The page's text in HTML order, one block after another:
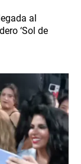
al
‘Sol de